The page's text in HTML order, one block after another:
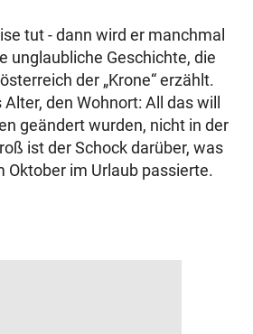
tut - dann wird er manchmal
unglaubliche Geschichte, die
der „Krone“ erzählt.
den Wohnort: All das will
geändert wurden, nicht in der
ist der Schock darüber, was
Oktober im Urlaub passierte.